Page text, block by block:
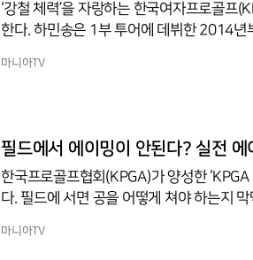
‘강철 체력’을 자랑하는 한국여자프로골프
한다. 하민송은 1부 투어에 데뷔한 2014년부터 지난 2019시즌까지 열린 177개 대회 중 17
승을 거두며 위너스클럽에 올랐고, 이후 우
2cm의 체구에서 250야드 안팎의 드라이
마니아TV
필드에서 에이밍이 안된다? 실전
한국프로골프협회(KPGA)가 양성한
다. 필드에 서면 공을 어떻게 쳐야 하는지
실전처럼 목표를 정하고 에이밍을 한 뒤 공을 치는 것을 강조했
마니아TV